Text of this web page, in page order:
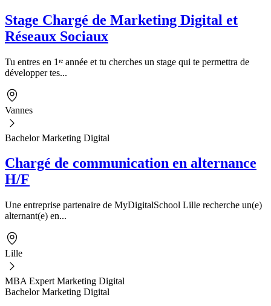
Stage Chargé de Marketing Digital et
Réseaux Sociaux
Tu entres en 1ʳᵉ année et tu cherches un stage qui te permettra de
développer tes...
Vannes
Bachelor Marketing Digital
Chargé de communication en alternance
H/F
Une entreprise partenaire de MyDigitalSchool Lille recherche un(e)
alternant(e) en...
Lille
MBA Expert Marketing Digital
Bachelor Marketing Digital